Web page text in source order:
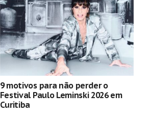
9 motivos para não perder o
Festival Paulo Leminski 2026 em
Curitiba